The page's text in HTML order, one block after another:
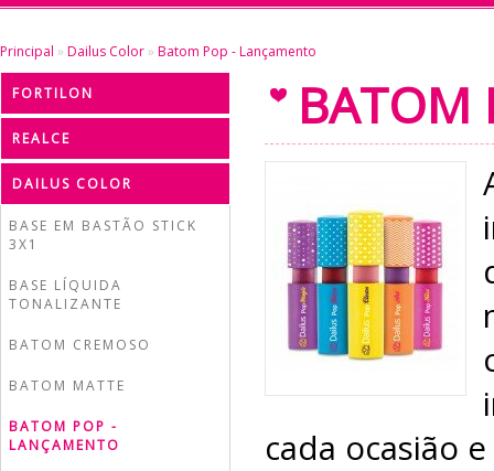
Principal » Dailus Color » Batom Pop - Lançamento
FORTILON
REALCE
DAILUS COLOR
BASE EM BASTÃO STICK
3X1
BASE LÍQUIDA
TONALIZANTE
BATOM CREMOSO
BATOM MATTE
BATOM POP -
LANÇAMENTO
BATOM
cada ocasião